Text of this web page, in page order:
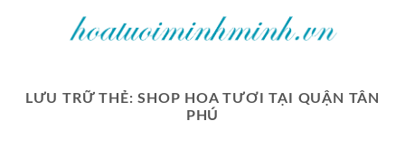
LƯU TRỮ THẺ:SHOP HOA TƯƠI TẠI QUẬN TÂN
PHÚ